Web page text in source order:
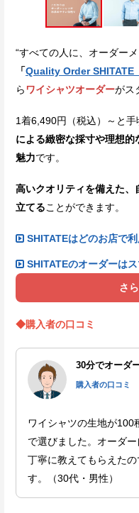
“すべての人に、オーダー
「Quality Order SHITATE
ら ワイシャツオーダーがス
1着6,490円（税込）～と手
による緻密な採寸や理想
魅力です。
高いクオリティを備えた
立てることができます。
SHITATEはどのお店で
SHITATEのオーダーは
さ
◆購入者の口コミ
30分でオーダ
購入者の口コミ
ワイシャツの生地が100
で選びました。オーダ
丁寧に教えてもらえた
す。（30代・男性）